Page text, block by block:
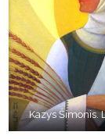
Kazys Šimonis.